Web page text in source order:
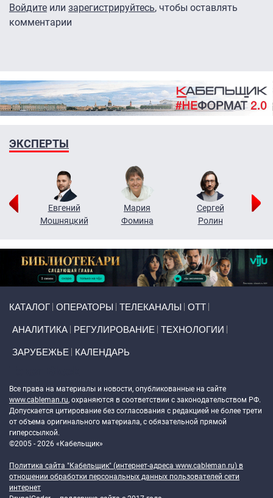
Войдите или зарегистрируйтесь, чтобы оставлять
комментарии
ЭКСПЕРТЫ
Евгений
Мошняцкий
Мария
Фомина
Сергей
Ролин
КАТАЛОГ ОПЕРАТОРЫ ТЕЛЕКАНАЛЫ ОТТ
АНАЛИТИКА РЕГУЛИРОВАНИЕ ТЕХНОЛОГИИ
ЗАРУБЕЖЬЕ КАЛЕНДАРЬ
Все права на материалы и новости, опубликованные на сайте
www.cableman.ru, охраняются в соответствии с законодательством РФ.
Допускается цитирование без согласования с редакцией не более трети
от объема оригинального материала, с обязательной прямой
гиперссылкой.
©2005 - 2026 «Кабельщик»
Политика сайта "Кабельщик" (интернет-адреса www.cableman.ru) в
отношении обработки персональных данных пользователей сети
интернет